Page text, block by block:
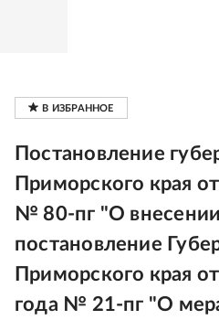
Постановление
Приморского края
№ 80-пг "О
постановление
Приморского края
года № 21-пг "О